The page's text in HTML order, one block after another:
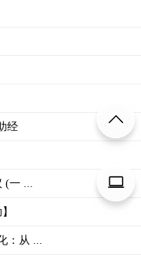
经
一 ...
：从 ...